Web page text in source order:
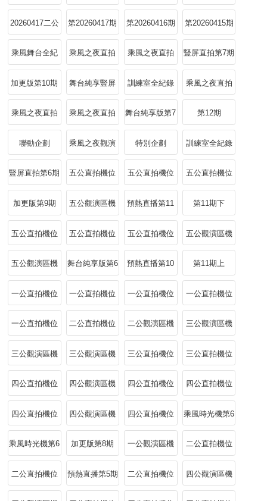
豎屏直拍 豎屏純享 小考
20260417二公
組隊選曲
第20260417期 第20260416期 第20260415期
訓練室全紀錄
乘風舞台全紀
錄
乘風之夜直拍
機位張月
乘風之夜直拍
機位曾沛慈
豎屏直拍第7期
加更版第10期 舞台純享豎屏
直拍第7期
訓練室全紀錄
第6期
乘風之夜直拍
機位會開花的
乘風之夜直拍
機位陳瑤
乘風之夜直拍
機位Hey Girl
舞台純享版第7
期
第12期
聯動企劃 乘風之夜觀演
區機位
特別企劃 訓練室全紀錄
第5期
豎屏直拍第6期 五公直拍機位
下一直很安靜
五公直拍機位
下猜不透
五公直拍機位
下怎麼說我不
加更版第9期 五公觀演區機
位下放大招
預熱直播第11
期
第11期下
五公直拍機位
上心引力
五公直拍機位
上酷颯唱跳
五公直拍機位
上懷舊風
五公觀演區機
位上淡淡唐藝
五公觀演區機
位上淡淡唐藝
舞台純享版第6
期
預熱直播第10
期
第11期上
一公直拍機位
下徐夢潔共情
一公直拍機位
下曾沛慈陪你
一公直拍機位
上徐夢潔直拍
一公直拍機位
下張月直拍互
一公直拍機位
上直擊曾沛慈
二公直拍機位
上張月故事感
二公觀演區機
位下姐姐們
三公觀演區機
位中發狠了！
三公觀演區機
位下李小冉唐
三公觀演區機
位上姐姐們邀
三公直拍機位
上張月沉浸聽
三公直拍機位
上陳瑤入戲跟
四公直拍機位
上陳瑤溫柔戲
四公觀演區機
位中安崎莊法
四公直拍機位
中黃燦燦走心
四公直拍機位
中陳瑤沉浸式
四公直拍機位
中張月溫柔治
四公觀演區機
位下代斯沉浸
四公直拍機位
下張月唱盡遺
乘風時光機第6
期
乘風時光機第6
期李小冉唐藝
加更版第8期 一公觀演區機
位上搭子已就
二公直拍機位
下張月霸氣回
二公直拍機位 預熱直播第5期 二公直拍機位 四公觀演區機